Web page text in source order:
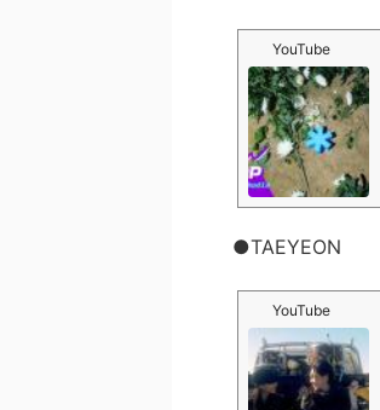
YouTube
●TAEYEON
YouTube